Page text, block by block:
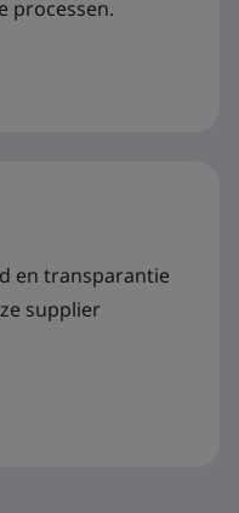
processen.
en transparantie
supplier